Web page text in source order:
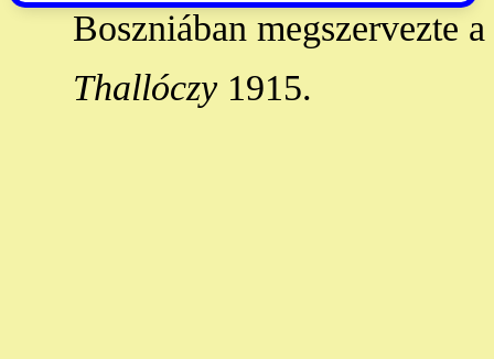
Boszniában megszervezte a
Thallóczy 1915.